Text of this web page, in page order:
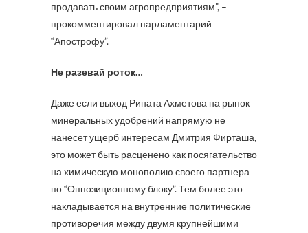
продавать своим агропредприятиям”, –
прокомментировал парламентарий
“Апострофу”.
Не разевай роток…
Даже если выход Рината Ахметова на рынок
минеральных удобрений напрямую не
нанесет ущерб интересам Дмитрия Фирташа,
это может быть расценено как посягательство
на химическую монополию своего партнера
по “Оппозиционному блоку”. Тем более это
накладывается на внутренние политические
противоречия между двумя крупнейшими